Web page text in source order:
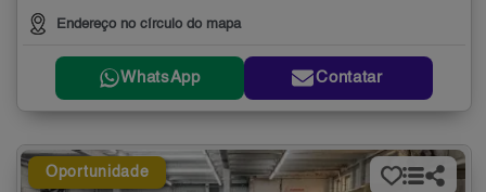
Endereço no círculo do mapa
WhatsApp Contatar
Oportunidade